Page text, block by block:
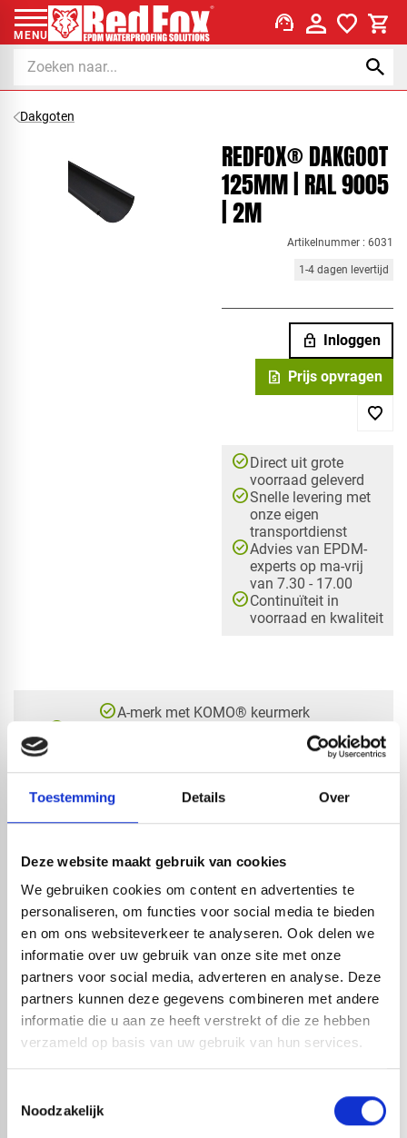
Toestemming Details Over
Deze website maakt gebruik van cookies
We gebruiken cookies om content en advertenties te
personaliseren, om functies voor social media te bieden
en om ons websiteverkeer te analyseren. Ook delen we
informatie over uw gebruik van onze site met onze
partners voor social media, adverteren en analyse. Deze
partners kunnen deze gegevens combineren met andere
informatie die u aan ze heeft verstrekt of die ze hebben
verzameld op basis van uw gebruik van hun services.
Noodzakelijk
MENU support_agent
Dakgoten
REDFOX® DAKGOOT
125MM | RAL 9005
| 2M
Artikelnummer : 6031
1-4 dagen levertijd
lock Inloggen
request_quote Prijs opvragen
check_circleDirect uit grote
voorraad geleverd
check_circleSnelle levering met
onze eigen
transportdienst
check_circleAdvies van EPDM-
experts op ma-vrij
van 7.30 - 17.00
check_circleContinuïteit in
voorraad en kwaliteit
check_circleA-merk met KOMO® keurmerk
check_circle